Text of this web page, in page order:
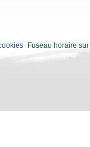
Fuseau horaire sur